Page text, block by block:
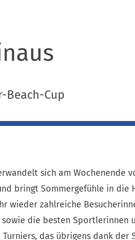
Beach-Cup
sich am Wochenende
bringt Sommergefühle in die
wieder zahlreiche
die besten Sportlerinnen
das übrigens dank der